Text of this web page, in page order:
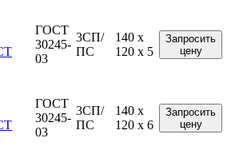
ГОСТ
30245-
03
3СП/
ПС
140 x
120 x 5
Запросить
цену
ГОСТ
30245-
03
3СП/
ПС
140 x
120 x 6
Запросить
цену